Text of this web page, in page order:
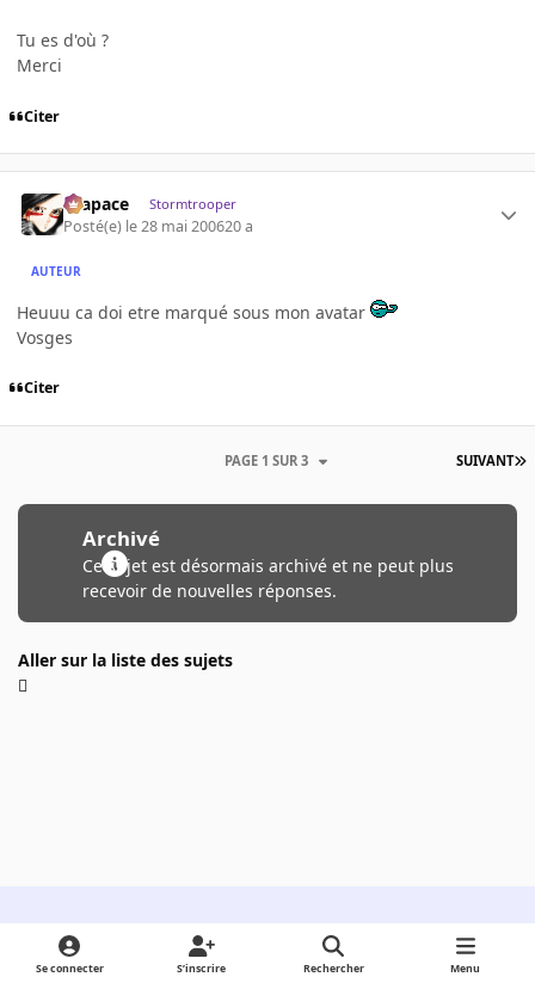
Tu es d'où ?
Merci
Citer
Krapace Stormtrooper
Posté(e) le 28 mai 200620 a
AUTEUR
Heuuu ca doi etre marqué sous mon avatar
Vosges
Citer
SUIVANT
PAGE 1 SUR 3
Archivé
Ce sujet est désormais archivé et ne peut plus
recevoir de nouvelles réponses.
Aller sur la liste des sujets
Light ModeDark ModeSystem Preference
Se connecter S’inscrire Rechercher Menu